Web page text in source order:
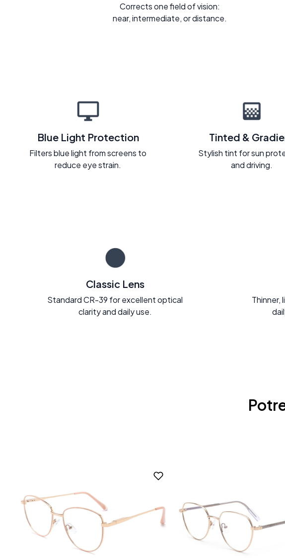
Corrects one field of vision:
near, intermediate, or distance.
Blue Light Protection
Filters blue light from screens to
reduce eye strain.
Tinted &
Stylish tint for sun
and driving.
Classic Lens
Standard CR-39 for excellent optical
clarity and daily use.
Thinner,